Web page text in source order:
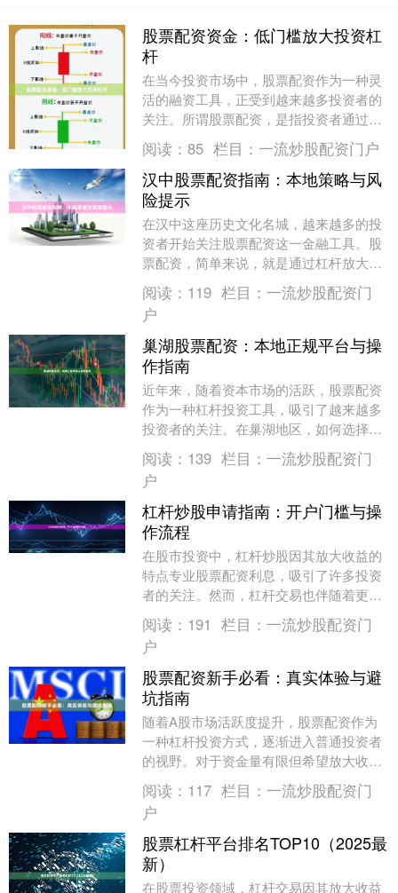
股票配资资金：低门槛放大投资杠
杆
在当今投资市场中，股票配资作为一种灵
活的融资工具，正受到越来越多投资者的
关注。所谓股票配资，是指投资者通过配
资平台获得额外资金，用于放大股票投资
规模的操作方式。....
阅读： 85 栏目： 一流炒股配资门户
汉中股票配资指南：本地策略与风
险提示
在汉中这座历史文化名城，越来越多的投
资者开始关注股票配资这一金融工具。股
票配资，简单来说，就是通过杠杆放大资
金，用较少的本金撬动更大的投资额度。
对于汉中本地的股....
阅读： 119 栏目： 一流炒股配资门
户
巢湖股票配资：本地正规平台与操
作指南
近年来，随着资本市场的活跃，股票配资
作为一种杠杆投资工具，吸引了越来越多
投资者的关注。在巢湖地区，如何选择一
家正规、安全的配资平台，并掌握正确的
操作方法，成为许....
阅读： 139 栏目： 一流炒股配资门
户
杠杆炒股申请指南：开户门槛与操
作流程
在股市投资中，杠杆炒股因其放大收益的
特点专业股票配资利息，吸引了许多投资
者的关注。然而，杠杆交易也伴随着更高
的风险。本文将详细介绍杠杆炒股的开户
门槛与操作流程，....
阅读： 191 栏目： 一流炒股配资门
户
股票配资新手必看：真实体验与避
坑指南
随着A股市场活跃度提升，股票配资作为
一种杠杆投资方式，逐渐进入普通投资者
的视野。对于资金量有限但希望放大收益
的新手而言，配资似乎提供了一条“捷
径”。然而，高收益....
阅读： 117 栏目： 一流炒股配资门
户
股票杠杆平台排名TOP10（2025最
新）
在股票投资领域，杠杆交易因其放大收益